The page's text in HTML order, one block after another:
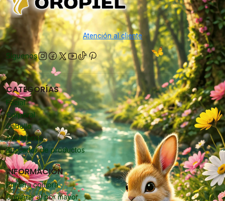
Atención al cliente
Síguenos
CATEGORÍAS
Facial
Corporal
Cabello
Accesorios
Buscador de productos
INFORMACIÓN
Primera compra
Comprar al por mayor